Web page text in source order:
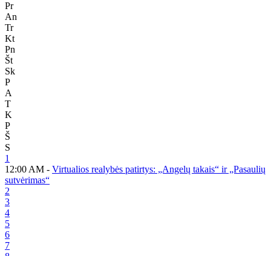
Pr
An
Tr
Kt
Pn
Št
Sk
P
A
T
K
P
Š
S
1
12:00 AM - Virtualios realybės patirtys: „Angelų takais“ ir „Pasaulių
sutvėrimas“
2
3
4
5
6
7